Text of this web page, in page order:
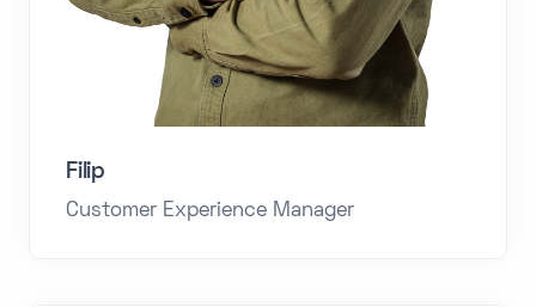
Filip
Customer Experience Manager